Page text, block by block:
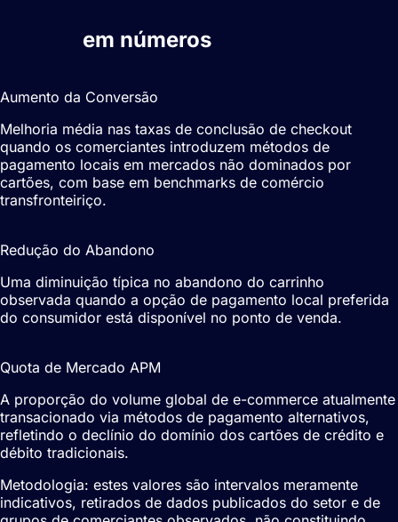
em números
Aumento da Conversão
Melhoria média nas taxas de conclusão de checkout
quando os comerciantes introduzem métodos de
pagamento locais em mercados não dominados por
cartões, com base em benchmarks de comércio
transfronteiriço.
Redução do Abandono
Uma diminuição típica no abandono do carrinho
observada quando a opção de pagamento local preferida
do consumidor está disponível no ponto de venda.
Quota de Mercado APM
A proporção do volume global de e-commerce atualmente
transacionado via métodos de pagamento alternativos,
refletindo o declínio do domínio dos cartões de crédito e
débito tradicionais.
Metodologia: estes valores são intervalos meramente
indicativos, retirados de dados publicados do setor e de